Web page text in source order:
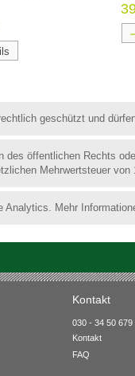
geschützt und
des öffentlichen Rechts
Mehrwertsteuer von
Analytics. Mehr
Kontakt
030 - 34 50 679
Kontakt
FAQ